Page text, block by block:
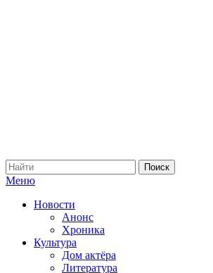
Меню
Новости
Анонс
Хроника
Культура
Дом актёра
Литература